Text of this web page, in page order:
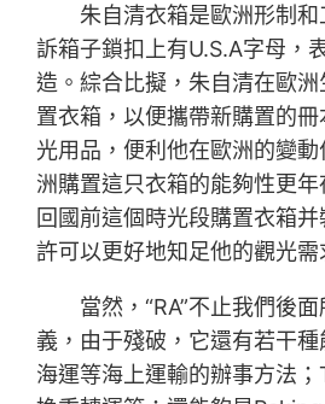
朱自清衣箱是歐洲形制
訴箱子鎖扣上有U.S.A字母，
造。綜合比擬，朱自清在歐
置衣箱，以便攜帶新購置的
光用品，便利他在歐洲的變
洲購置這只衣箱的能夠性更
回國前這個時光段購置衣箱
許可以更好地知足他的觀光需
當然，“RA”不止我們後
義，由于殘破，它還有若干
海運等海上運輸的辦事方法